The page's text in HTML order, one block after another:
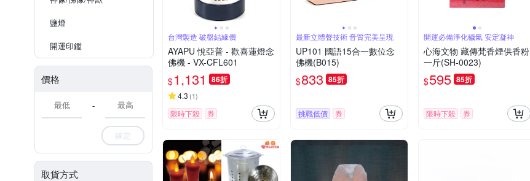
鹽燈
開運印鑑
價格
-
確定
取貨方式
台灣製造 破盤結緣價
AYAPU 悅亞普 - 歡喜蓮燈念
佛機 - VX-CFL601
$1,131 86折
4.3 (1)
限時下殺 券
最新立體聲技術 音質完美呈現
UP101 國語15合一數位念
佛機(B015)
$833 85折
挑戰低價 券
開運必備淨化穢氣 安定凝神
心海文物 藏傳梵香煙供香粉
一斤(SH-0023)
$595 85折
限時下殺 券